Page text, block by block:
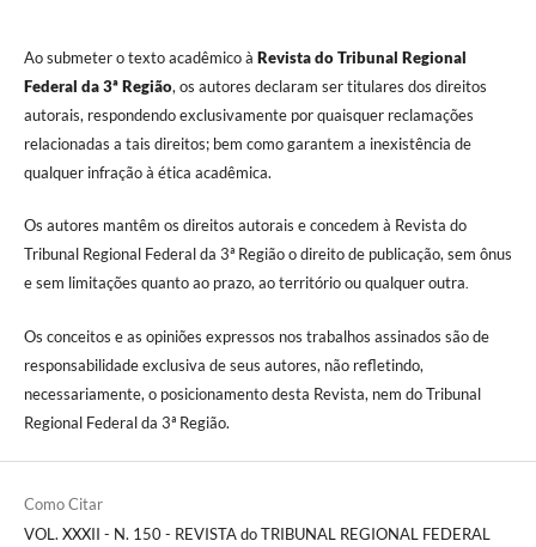
Ao submeter o texto acadêmico à Revista do Tribunal Regional
Federal da 3ª Região, os autores declaram ser titulares dos direitos
autorais, respondendo exclusivamente por quaisquer reclamações
relacionadas a tais direitos; bem como garantem a inexistência de
qualquer infração à ética acadêmica.
Os autores mantêm os direitos autorais e concedem à Revista do
Tribunal Regional Federal da 3ª Região o direito de publicação, sem ônus
e sem limitações quanto ao prazo, ao território ou qualquer outra.
Os conceitos e as opiniões expressos nos trabalhos assinados são de
responsabilidade exclusiva de seus autores, não refletindo,
necessariamente, o posicionamento desta Revista, nem do Tribunal
Regional Federal da 3ª Região.
Como Citar
VOL. XXXII - N. 150 - REVISTA do TRIBUNAL REGIONAL FEDERAL